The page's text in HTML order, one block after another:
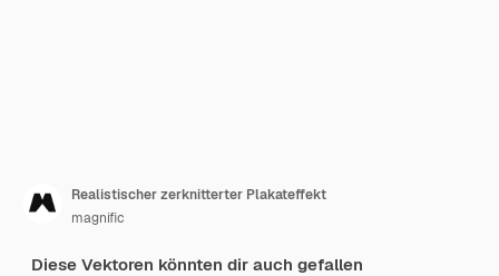
Realistischer zerknitterter Plakateffekt
magnific
Diese Vektoren könnten dir auch gefallen